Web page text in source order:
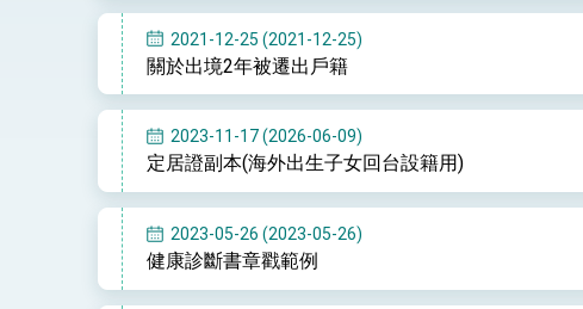
總統接受「法新社」（AFP）專訪內容
外交部長林佳龍於《外交事務》撰文指出：自由
總統主持「台美經濟繁榮夥伴對話」記者會 說
外交部長林佳龍接受印尼「時代雜誌」專訪，
外交部長林佳龍午宴歡迎美國聯邦參議員蓋耶哥
2021-12-25 (2021-12-25)
關於出境2年被遷出戶籍
2023-11-17 (2026-06-09)
定居證副本(海外出生子女回台設籍用)
2023-05-26 (2023-05-26)
健康診斷書章戳範例